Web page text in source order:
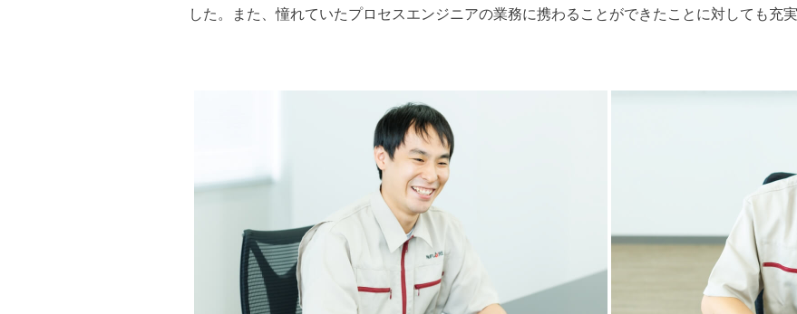
した。また、憧れていたプロセスエンジニアの業務に携わることができたことに対しても充